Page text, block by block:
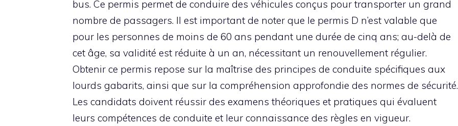
bus. Ce permis permet de conduire des véhicules conçus pour transporter un grand
nombre de passagers. Il est important de noter que le permis D n’est valable que
pour les personnes de moins de 60 ans pendant une durée de cinq ans; au-delà de
cet âge, sa validité est réduite à un an, nécessitant un renouvellement régulier.
Obtenir ce permis repose sur la maîtrise des principes de conduite spécifiques aux
lourds gabarits, ainsi que sur la compréhension approfondie des normes de sécurité.
Les candidats doivent réussir des examens théoriques et pratiques qui évaluent
leurs compétences de conduite et leur connaissance des règles en vigueur.